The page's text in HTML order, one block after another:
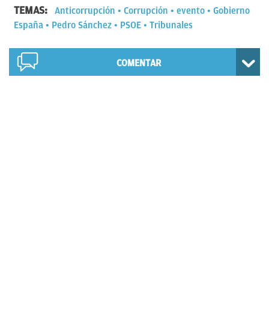
TEMAS: Anticorrupción Corrupción evento
Gobierno
España
Pedro Sánchez PSOE Tribunales
COMENTAR